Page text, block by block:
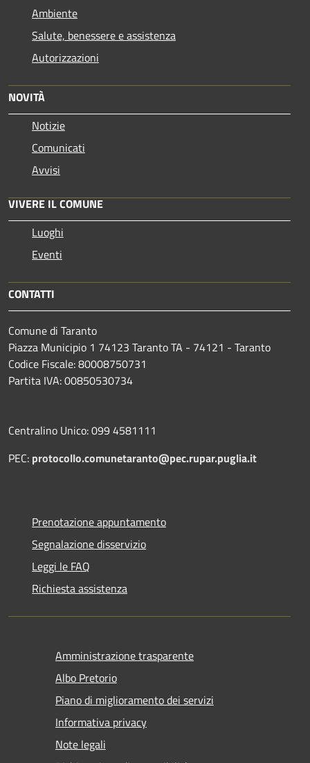
Ambiente
Salute, benessere e assistenza
Autorizzazioni
NOVITÀ
Notizie
Comunicati
Avvisi
VIVERE IL COMUNE
Luoghi
Eventi
CONTATTI
Comune di Taranto
Piazza Municipio 1 74123 Taranto TA - 74121 - Taranto
Codice Fiscale: 80008750731
Partita IVA: 00850530734
Centralino Unico: 099 4581111
PEC: protocollo.comunetaranto@pec.rupar.puglia.it
Prenotazione appuntamento
Segnalazione disservizio
Leggi le FAQ
Richiesta assistenza
Amministrazione trasparente
Albo Pretorio
Piano di miglioramento dei servizi
Informativa privacy
Note legali